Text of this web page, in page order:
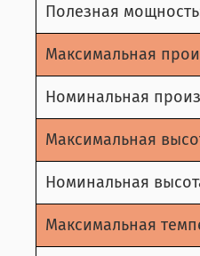
Полезная
Максимальная
Номинальная
Максимальная
Номинальная
Максимальная